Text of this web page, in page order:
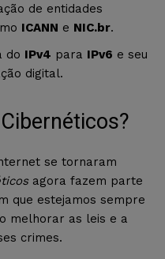
de entidades
ICANN e NIC.br.
do IPv4 para IPv6 e seu
digital.
se tornaram
agora fazem parte
que estejamos sempre
melhorar as leis e a
crimes.